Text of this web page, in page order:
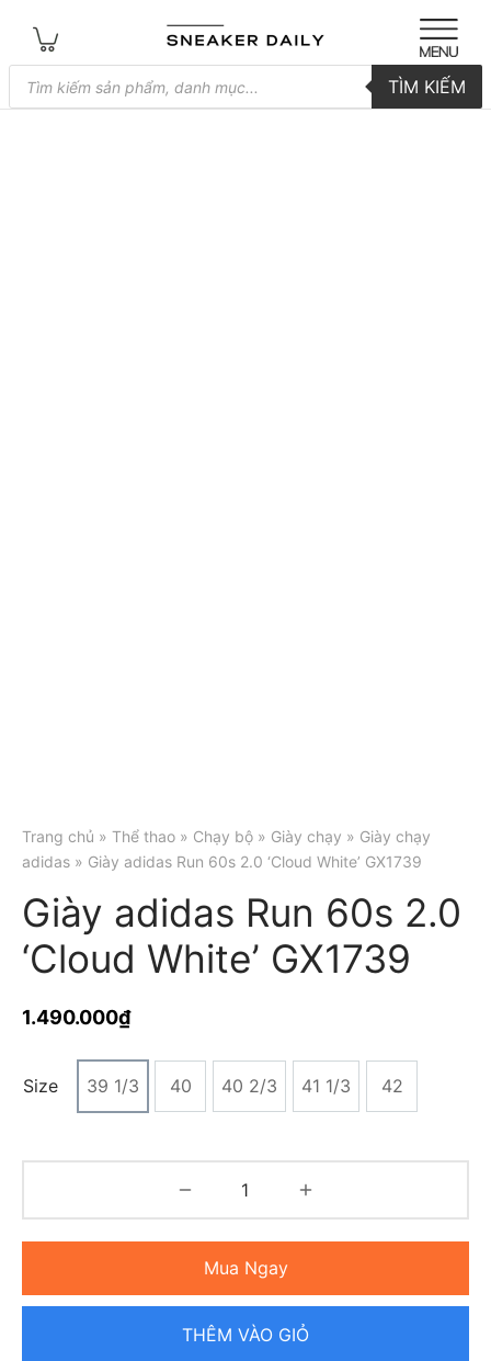
Tìm
kiếm
sản
TÌM KIẾM
Trang chủ » Thể thao » Chạy bộ » Giày chạy » Giày chạy
adidas » Giày adidas Run 60s 2.0 ‘Cloud White’ GX1739
Giày adidas Run 60s 2.0
‘Cloud White’ GX1739
1.490.000₫
Size 39 1/3 40 40 2/3 41 1/3 42
Mua Ngay
THÊM VÀO GIỎ